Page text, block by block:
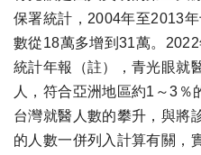
保署統計，2004年至2013
數從18萬多增到31萬。
統計年報（註），青光眼就
人，符合亞洲地區約1～3％
台灣就醫人數的攀升，與將
的人數一併列入計算有關，